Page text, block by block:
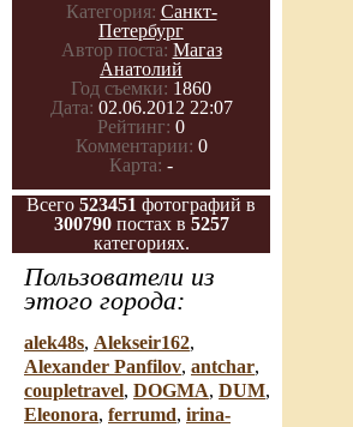
Категория: Санкт-
Петербург
Автор поста: Магаз
Анатолий
Год съемки: 1860
Дата: 02.06.2012 22:07
Рейтинг: 0
Комментарии: 0
Карта: -
Всего 523451 фотографий в
300790постах в 5257
категориях.
Пользователи из
этого города:
alek48s, Alekseir162,
Alexander Panfilov, antchar,
coupletravel, DOGMA, DUM,
Eleonora, ferrumd, irina-